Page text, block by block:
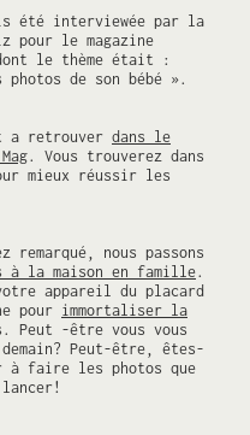
été interviewée par la
pour le magazine
le thème était :
de son bébé ».
retrouver dans le
. Vous trouverez dans
mieux réussir les
nous passons
à la maison en famille.
appareil du placard
pour immortaliser la
Peut -être vous vous
Peut-être, êtes-
à faire les photos que